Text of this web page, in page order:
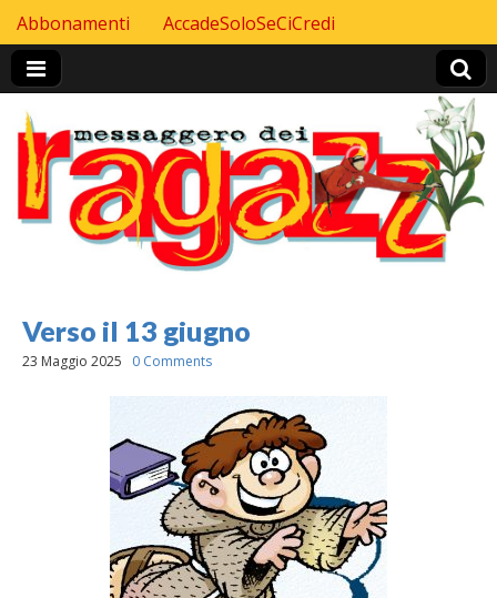
Header Top menu
Skip to content
Abbonamenti AccadeSoloSeCiCredi
Verso il 13 giugno
23 Maggio 2025 0 Comments